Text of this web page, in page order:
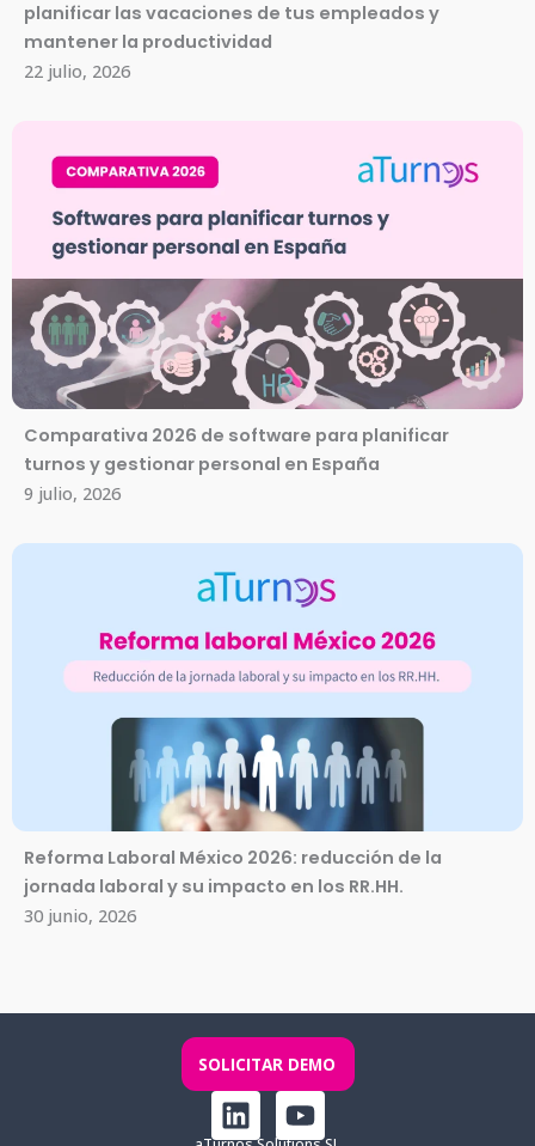
planificar las vacaciones de tus empleados y
mantener la productividad
22 julio, 2026
Comparativa 2026 de software para planificar
turnos y gestionar personal en España
9 julio, 2026
Reforma Laboral México 2026: reducción de la
jornada laboral y su impacto en los RR.HH.
30 junio, 2026
SOLICITAR DEMO
L
i
Y
o